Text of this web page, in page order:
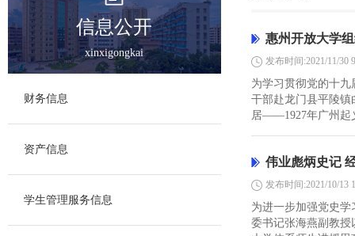
领导班子
组织架构
通知公告
信息公开
xinxigongkai
财务信息
资产信息
学生管理服务信息
惠州开放大学
发布时间:2021/11/30
为学习贯彻党的十
干部赴龙门县平陵
居——1927年广州起
伟业彪炳史记
发布时间:2021/10/13
为进一步加强党史学
委书记张海燕副教